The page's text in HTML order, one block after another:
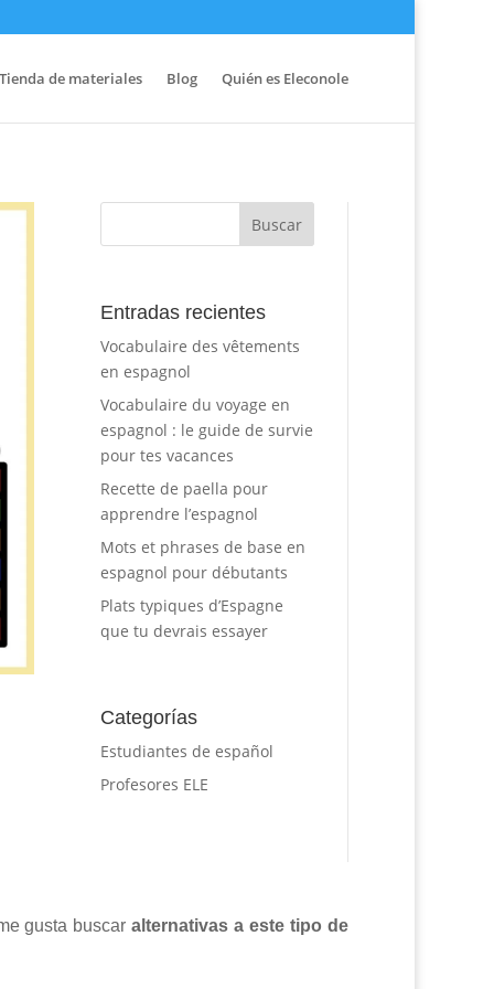
Tienda de materiales Blog Quién es Eleconole
Entradas recientes
Vocabulaire des vêtements
en espagnol
Vocabulaire du voyage en
espagnol : le guide de survie
pour tes vacances
Recette de paella pour
apprendre l’espagnol
Mots et phrases de base en
espagnol pour débutants
Plats typiques d’Espagne
que tu devrais essayer
Categorías
Estudiantes de español
Profesores ELE
gusta buscaralternativas a este tipo de